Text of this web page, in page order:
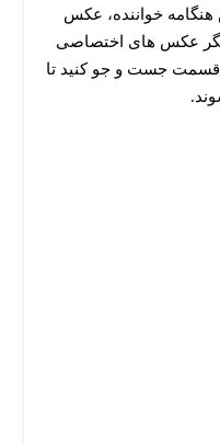
هنگامه خواننده، عکس
عکس های اختصاصی
قسمت جست و جو کنید تا